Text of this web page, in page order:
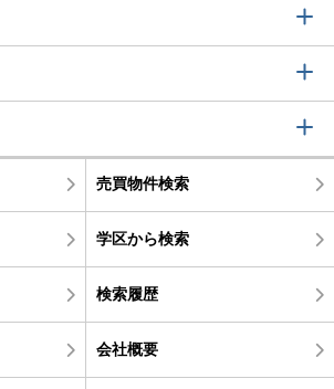
売買物件検索
学区から検索
検索履歴
会社概要